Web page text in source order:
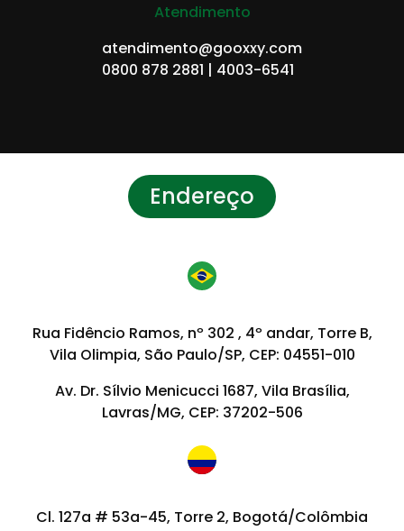
Atendimento
atendimento@gooxxy.com
0800 878 2881 | 4003-6541
Endereço
Rua Fidêncio Ramos, nº 302 , 4º andar, Torre B,
Vila Olimpia, São Paulo/SP, CEP: 04551-010
Av. Dr. Sílvio Menicucci 1687, Vila Brasília,
Lavras/MG, CEP: 37202-506
Cl. 127a # 53a-45, Torre 2, Bogotá/Colômbia